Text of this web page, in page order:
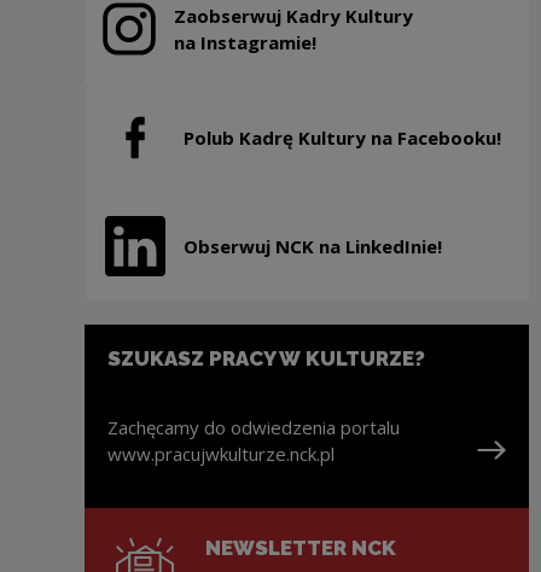
Zaobserwuj Kadry Kultury
na Instagramie!
Uwaga, link zostanie otwarty w nowym oknie
Polub Kadrę Kultury na Facebooku!
Uwaga, link zostanie otwarty w nowym oknie
Obserwuj NCK na LinkedInie!
Uwaga, link zostanie otwarty w nowym oknie
SZUKASZ PRACY W KULTURZE?
Zachęcamy do odwiedzenia portalu
www.pracujwkulturze.nck.pl
NEWSLETTER NCK